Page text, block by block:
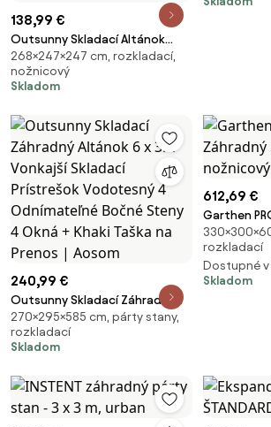
138,99 €
Outsunny Skladací Altánok
2,5x2,5 m Záhradný Prístrešok s
1 Bočnou Sienkou Nastaviteľná
Výška v 3 Úrovniach Anti-UV
Vrecami Z
268×247×247 cm, rozkladací,
nožnicový
Skladom
240,99 €
Outsunny Skladací Záhradný
Altánok 6 x 3m Vonkajší
Skladací Prístrešok Vodotesný
4 Odnímateľné Bočné Steny 4
Aosom
270×295×585 cm, párty stany,
rozkladací
Skladom
612,69 €
Garthen
párty stan
vínový
rozkladací
Dostupné
Skladom